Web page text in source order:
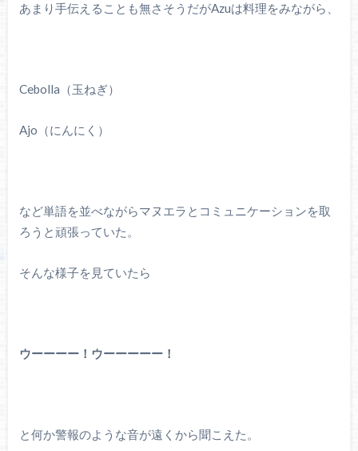
あまり手伝えることも無さそうだがAzuは料理をみながら、
Cebolla（玉ねぎ）
Ajo（にんにく）
など単語を並べながらマヌエラとコミュニケーションを取
ろうと頑張っていた。
そんな様子を見ていたら
ウーーーー！ウーーーーー！
と何か警報のような音が遠くから聞こえた。